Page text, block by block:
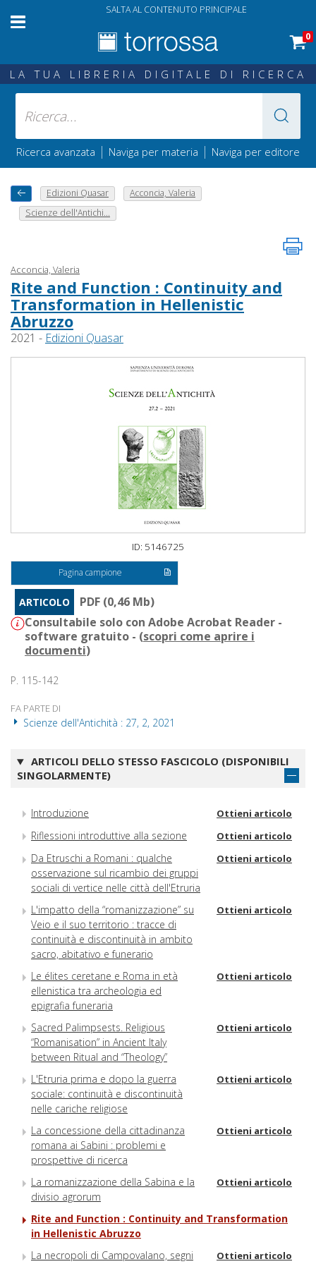
SALTA AL CONTENUTO PRINCIPALE
0
LA TUA LIBRERIA DIGITALE DI RICERCA
Ricerca avanzata | Naviga per materia | Naviga per editore
Edizioni Quasar
Acconcia, Valeria
Scienze dell'Antichi...
Acconcia, Valeria
Rite and Function : Continuity and
Transformation in Hellenistic
Abruzzo
2021 - Edizioni Quasar
ID: 5146725
Pagina campione
ARTICOLO
PDF (0,46 Mb)
Consultabile solo con Adobe Acrobat Reader -
software gratuito - (scopri come aprire i
documenti)
P. 115-142
FA PARTE DI
Scienze dell'Antichità : 27, 2, 2021
ARTICOLI DELLO STESSO FASCICOLO (DISPONIBILI
SINGOLARMENTE)
Introduzione Ottieni articolo
Riflessioni introduttive alla sezione Ottieni articolo
Da Etruschi a Romani : qualche
osservazione sul ricambio dei gruppi
sociali di vertice nelle città dell'Etruria
Ottieni articolo
L'impatto della “romanizzazione” su
Veio e il suo territorio : tracce di
continuità e discontinuità in ambito
sacro, abitativo e funerario
Ottieni articolo
Le élites ceretane e Roma in età
ellenistica tra archeologia ed
epigrafia funeraria
Ottieni articolo
Sacred Palimpsests. Religious
“Romanisation” in Ancient Italy
between Ritual and “Theology”
Ottieni articolo
L'Etruria prima e dopo la guerra
sociale: continuità e discontinuità
nelle cariche religiose
Ottieni articolo
La concessione della cittadinanza
romana ai Sabini : problemi e
prospettive di ricerca
Ottieni articolo
La romanizzazione della Sabina e la
divisio agrorum
Ottieni articolo
Rite and Function : Continuity and Transformation
in Hellenistic Abruzzo
La necropoli di Campovalano, segni
Ottieni articolo